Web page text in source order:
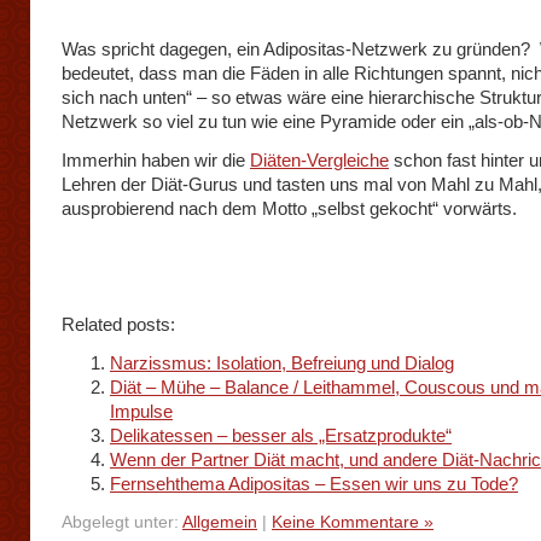
Was spricht dagegen, ein Adipositas-Netzwerk zu gründen?
bedeutet, dass man die Fäden in alle Richtungen spannt,
sich nach unten“ – so etwas wäre eine hierarchische
Netzwerk so viel zu tun wie eine Pyramide oder ein „als-ob-
Immerhin haben wir die Diäten-Vergleiche schon fast hinter
Lehren der Diät-Gurus und tasten uns mal von Mahl zu Mahl,
ausprobierend nach dem Motto „selbst gekocht“ vorwärts.
Related posts:
Narzissmus: Isolation, Befreiung und Dialog
Diät – Mühe – Balance / Leithammel, Couscous und
Impulse
Delikatessen – besser als „Ersatzprodukte“
Wenn der Partner Diät macht, und andere Diät-
Fernsehthema Adipositas – Essen wir uns zu Tode?
Abgelegt unter: Allgemein Keine Kommentare »